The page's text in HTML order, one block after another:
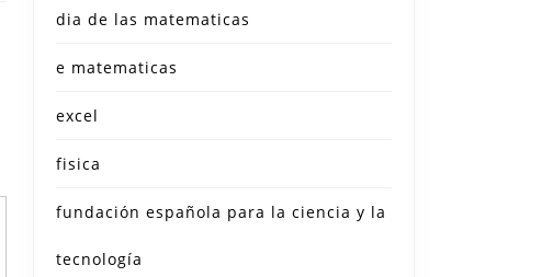
dia de las matematicas
e matematicas
excel
fisica
fundación española para la ciencia y la
tecnología